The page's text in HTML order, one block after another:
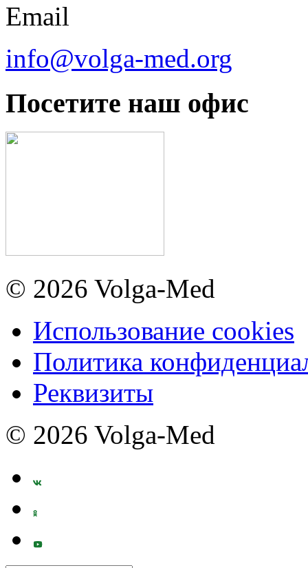
Email
info@volga-med.org
Посетите наш офис
© 2026 Volga-Med
Использование cookies
Политика
Реквизиты
© 2026 Volga-Med